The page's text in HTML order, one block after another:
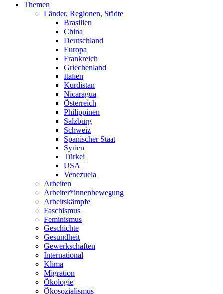
Themen
Länder, Regionen, Städte
Brasilien
China
Deutschland
Europa
Frankreich
Griechenland
Italien
Kurdistan
Nicaragua
Österreich
Philippinen
Salzburg
Schweiz
Spanischer Staat
Syrien
Türkei
USA
Venezuela
Arbeiten
Arbeiter*innenbewegung
Arbeitskämpfe
Faschismus
Feminismus
Geschichte
Gesundheit
Gewerkschaften
International
Klima
Migration
Ökologie
Ökosozialismus